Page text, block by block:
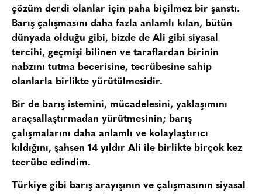
çözüm derdi olanlar için paha biçilmez bir şanstı.
Barış çalışmasını daha fazla anlamlı kılan, bütün
dünyada olduğu gibi, bizde de Ali gibi siyasal
tercihi, geçmişi bilinen ve taraflardan birinin
nabzını tutma becerisine, tecrübesine sahip
olanlarla birlikte yürütülmesidir.
Bir de barış istemini, mücadelesini, yaklaşımını
araçsallaştırmadan yürütmesinin; barış
çalışmalarını daha anlamlı ve kolaylaştırıcı
kıldığını, şahsen 14 yıldır Ali ile birlikte birçok kez
tecrübe edindim.
Türkiye gibi barış arayışının ve çalışmasının siyasal